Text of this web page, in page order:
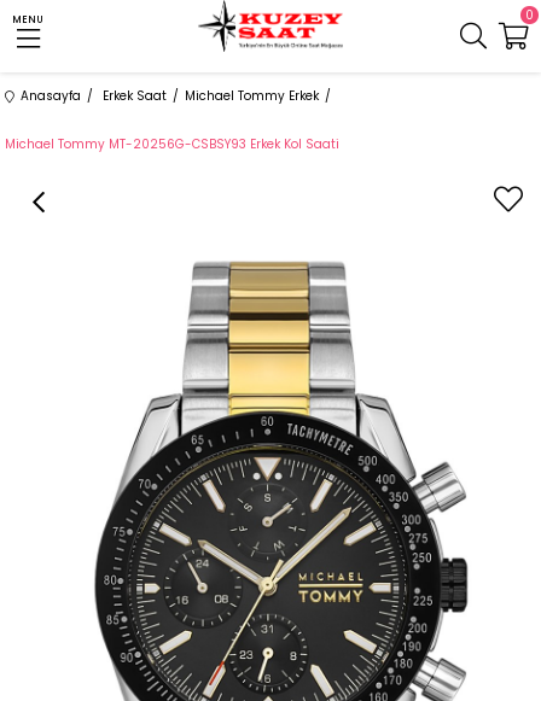
MENU 0
Anasayfa Erkek Saat Michael Tommy Erkek
Michael Tommy MT-20256G-CSBSY93 Erkek Kol Saati